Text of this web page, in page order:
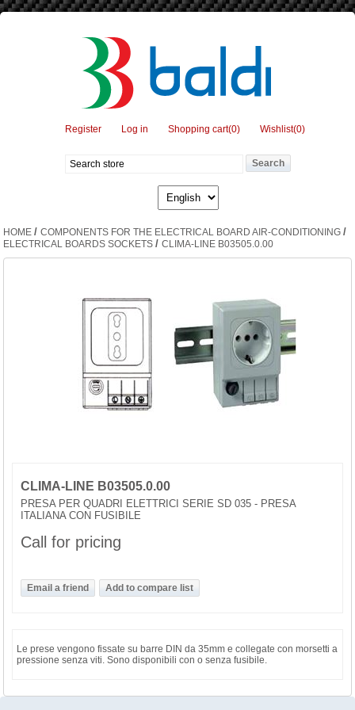
Register Log in Shopping cart(0) Wishlist(0)
HOME / COMPONENTS FOR THE ELECTRICAL BOARD AIR-CONDITIONING /
ELECTRICAL BOARDS SOCKETS / CLIMA-LINE B03505.0.00
CLIMA-LINE B03505.0.00
PRESA PER QUADRI ELETTRICI SERIE SD 035 - PRESA
ITALIANA CON FUSIBILE
Call for pricing
Le prese vengono fissate su barre DIN da 35mm e collegate con morsetti a
pressione senza viti. Sono disponibili con o senza fusibile.